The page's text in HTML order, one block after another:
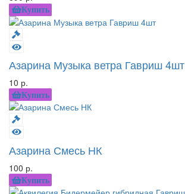
Купить
Азарина Музыка ветра Гавриш 4шт
10 р.
Купить
Азарина Смесь НК
100 р.
Купить